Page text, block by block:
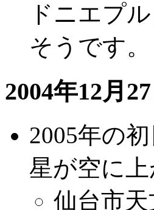
ドニエプ
そうです。
2004年12月27
2005年の
星が空に
仙台市